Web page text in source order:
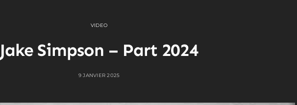
VIDEO
Jake Simpson – Part 2024
9 JANVIER 2025